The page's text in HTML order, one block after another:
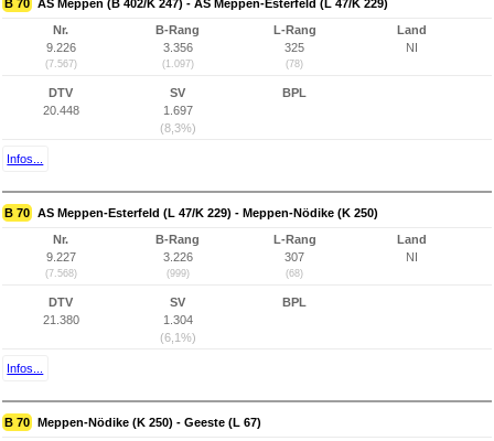
B 70 AS Meppen (B 402/K 247) - AS Meppen-Esterfeld (L 47/K 229)
Nr.
9.226
(7.567)
B-Rang
3.356
(1.097)
L-Rang
325
(78)
Land
NI
DTV
20.448
SV
1.697
(8,3%)
BPL
Infos...
B 70 AS Meppen-Esterfeld (L 47/K 229) - Meppen-Nödike (K 250)
Nr.
9.227
(7.568)
B-Rang
3.226
(999)
L-Rang
307
(68)
Land
NI
DTV
21.380
SV
1.304
(6,1%)
BPL
Infos...
B 70 Meppen-Nödike (K 250) - Geeste (L 67)